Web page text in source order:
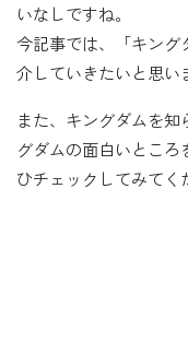
いなしですね。
今記事では、「キング
介していきたいと思い
また、キングダムを
グダムの面白いとこ
ひチェックしてみてく